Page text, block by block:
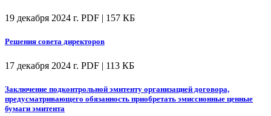
19 декабря 2024 г. PDF | 157 КБ
Решения совета директоров
17 декабря 2024 г. PDF | 113 КБ
Заключение подконтрольной эмитенту организацией договора,
предусматривающего обязанность приобретать эмиссионные ценные
бумаги эмитента